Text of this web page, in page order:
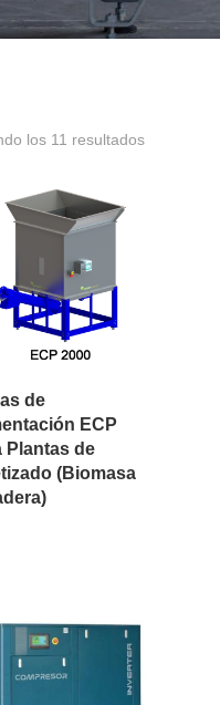
los 11 resultados
de
ECP
Plantas de
(Biomasa